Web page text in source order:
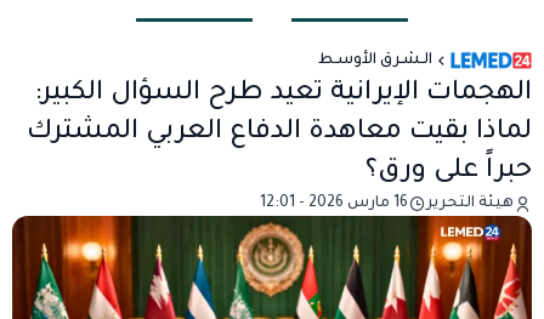
الـشـرق الأوسـط
الهجمات الإيرانية تعيد طرح السؤال الكبير:
لماذا بقيت معاهدة الدفاع العربي المشترك
حبراً على ورق؟
هيئة التحرير 16 مارس 2026 - 12:01